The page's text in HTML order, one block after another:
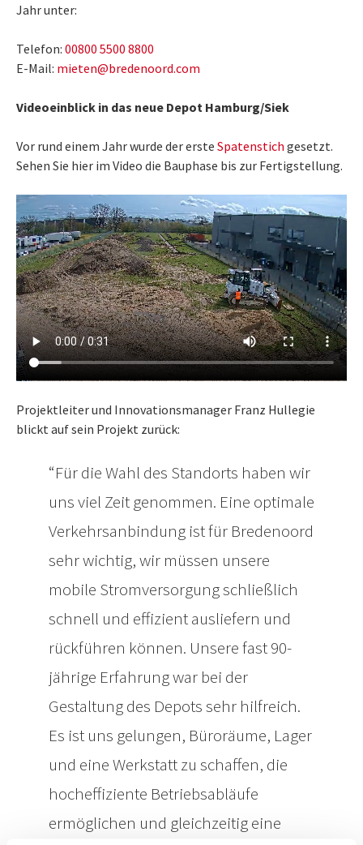
Jahr unter:
Telefon: 00800 5500 8800
E-Mail: mieten@bredenoord.com
Videoeinblick in das neue Depot Hamburg/Siek
Vor rund einem Jahr wurde der erste Spatenstich gesetzt.
Sehen Sie hier im Video die Bauphase bis zur Fertigstellung.
Projektleiter und Innovationsmanager Franz Hullegie
blickt auf sein Projekt zurück:
Für die Wahl des Standorts haben wir
uns viel Zeit genommen. Eine optimale
Verkehrsanbindung ist für Bredenoord
sehr wichtig, wir müssen unsere
mobile Stromversorgung schließlich
schnell und effizient ausliefern und
rückführen können. Unsere fast 90-
jährige Erfahrung war bei der
Gestaltung des Depots sehr hilfreich.
Es ist uns gelungen, Büroräume, Lager
und eine Werkstatt zu schaffen, die
hocheffiziente Betriebsabläufe
ermöglichen und gleichzeitig eine